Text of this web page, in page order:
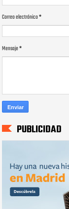
Correo electrónico*
Mensaje*
PUBLICIDAD